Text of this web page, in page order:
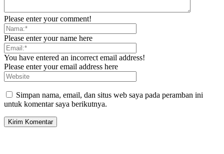
Please enter your comment!
Please enter your name here
You have entered an incorrect email address!
Please enter your email address here
Simpan nama, email, dan situs web saya pada peramban ini
untuk komentar saya berikutnya.